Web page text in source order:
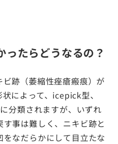
ったらどうなるの？
跡（萎縮性痤瘡瘢痕）が
によって、icepick型、
分類されますが、いずれ
事は難しく、ニキビ跡と
なだらかにして目立たな